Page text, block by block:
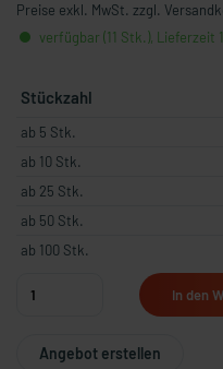
Preise exkl. MwSt. zzgl.
verfügbar (11 Stk.), Lieferzeit
Stückzahl
ab 5 Stk.
ab 10 Stk.
ab 25 Stk.
ab 50 Stk.
ab 100 Stk.
In den
Angebot erstellen